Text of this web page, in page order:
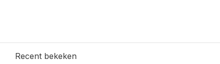
Recent bekeken